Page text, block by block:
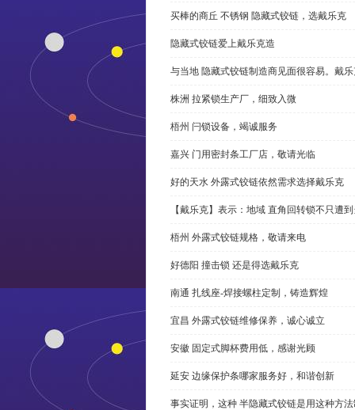
买棒的商丘 不锈钢 隐藏式铰链，选戴乐克
隐藏式铰链爱上戴乐克造
与当地 隐藏式铰链制造商见面很容易。戴
株洲 拉紧锁生产厂，细致入微
梧州 闩锁设备，竭诚服务
嘉兴 门用密封条工厂店，敬请光临
好的天水 外露式铰链依然需求选择戴乐克
【戴乐克】表示：地域 直角回转锁不只遭
梧州 外露式铰链规格，敬请来电
好德阳 撞击锁 还是得选戴乐克
南通 扎线座-焊接螺柱定制，铸造辉煌
宜昌 外露式铰链维修保养，诚心诚立
安徽 固定式脚杯费用低，感谢光顾
延安 边缘保护条哪家服务好，和谐创新
事实证明，这种 半隐藏式铰链是用这种方